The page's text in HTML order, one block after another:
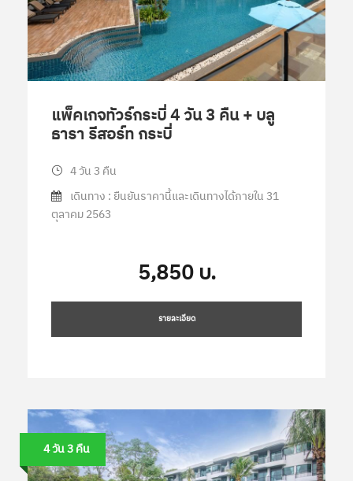
แพ็คเกจทัวร์กระบี่ 4 วัน 3 คืน + บลู
ธารา รีสอร์ท กระบี่
4 วัน 3 คืน
เดินทาง : ยืนยันราคานี้และเดินทางได้ภายใน 31
ตุลาคม 2563
5,850 บ.
รายละเอียด
4 วัน 3 คืน